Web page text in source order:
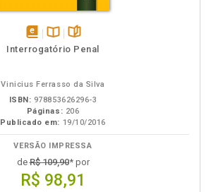
disponívelDisponível
páginas
Interrogatório Penal
Vinicius Ferrasso da Silva
ISBN: 978853626296-3
Páginas: 206
Publicado em: 19/10/2016
VERSÃO IMPRESSA
deR$ 109,90* por
R$ 98,91